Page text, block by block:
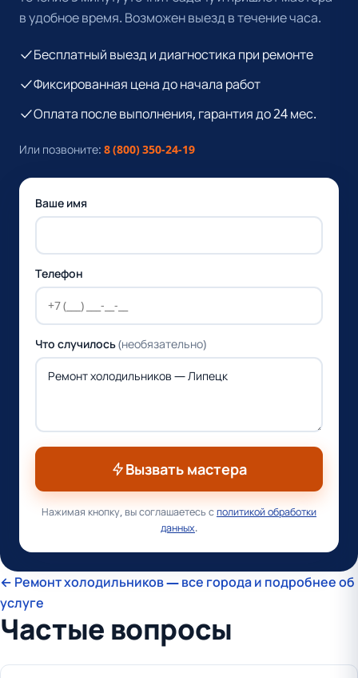
в удобное время. Возможен выезд в течение часа.
Бесплатный выезд и диагностика при ремонте
Фиксированная цена до начала работ
Оплата после выполнения, гарантия до 24 мес.
Или позвоните: 8 (800) 350-24-19
Ваше имя
Телефон
Что случилось(необязательно)
Вызвать мастера
Нажимая кнопку, вы соглашаетесь сполитикой обработки
данных.
← Ремонт холодильников — все города и подробнее об
услуге
Частые вопросы